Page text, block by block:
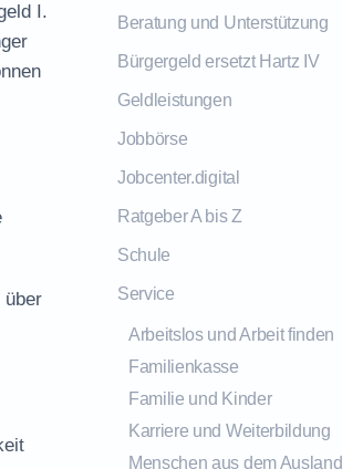
I.
über
Beratung und Unterstützung
Bürgergeld ersetzt Hartz IV
Geldleistungen
Jobbörse
Jobcenter.digital
Ratgeber A bis Z
Schule
Service
Arbeitslos und Arbeit finden
Familienkasse
Familie und Kinder
Karriere und Weiterbildung
Menschen aus dem Ausland